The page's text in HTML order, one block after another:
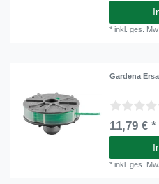
*inkl. ges.
Gardena
11,79 € *
*inkl. ges.